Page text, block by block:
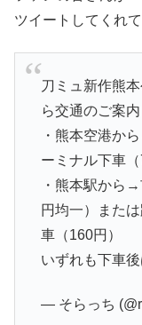
ツイートしてくれて
刀ミュ新作熊
ら交通のご案内
・熊本空港か
ーミナル下車（
・熊本駅から
円均一）また
車（160円）
いずれも下車
— そらっち